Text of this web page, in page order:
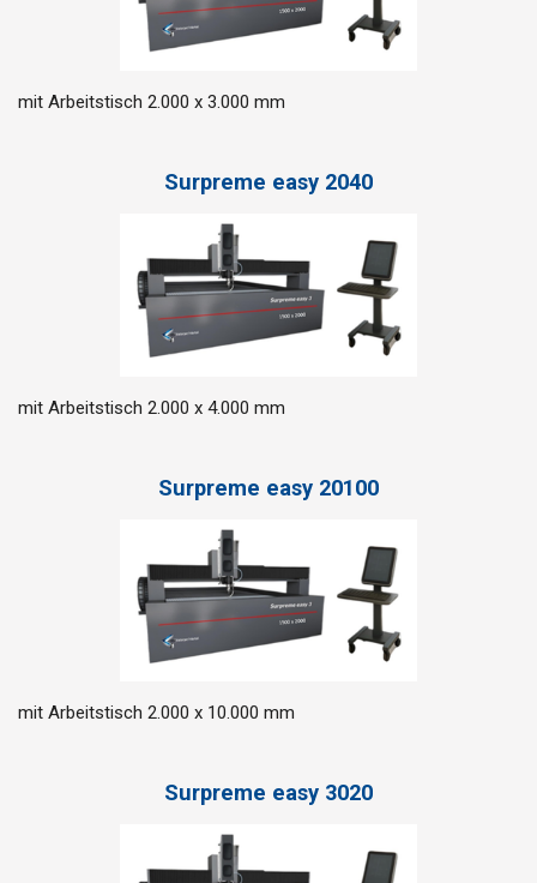
mit Arbeitstisch 2.000 x 3.000 mm
Surpreme easy 2040
mit Arbeitstisch 2.000 x 4.000 mm
Surpreme easy 20100
mit Arbeitstisch 2.000 x 10.000 mm
Surpreme easy 3020